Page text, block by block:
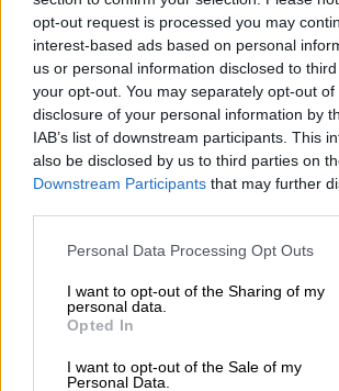
opt-out request is processed you may
interest-based ads based on personal
us or personal information disclosed to
your opt-out. You may separately opt-out
disclosure of your personal information by
IAB’s list of downstream participants. This
also be disclosed by us to third parties on
Downstream Participants that may further
Please note that this website/app uses one
not limited to your visit or usage behaviour.
grant or deny consent to Google and its
use your data for below specified purposes
consent section.
Personal Data Processing Opt Outs
I want to opt-out of the Sharing of my
personal data.
Opted In
I want to opt-out of the Sale of my
Personal Data.
χοτ ντογκ, δύο μικρά λουκάνικα
σάντουιτς με σαλάμι, πάριζα ή
επεξεργασμένο κρέας.Κατά τη
ρωτήθηκαν πόσο συχνά
καρπούς και όσπρια, όπως μία
σούπας φυστικοβούτυρο, μία
φιστίκια, καρύδια ή άλλους
ένα ποτήρι γάλα σόγιας, μισό
edamame ή μία τυπική μερίδα
«Πρόκειται για
οποίες, όπως μπορείτε να
έχουν πολλά οφέλη εκτός της
κατανάλωσης επεξεργασμένων